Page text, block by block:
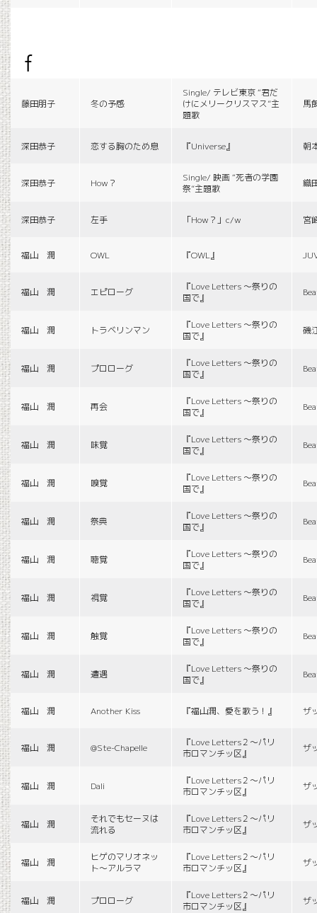
f
藤田朋子 冬の予感
Single/ テレビ東京 “君だ
けにメリークリスマス”主
題歌
馬
深田恭子 恋する胸のため息 『Universe』 朝
深田恭子 How？
Single/ 映画 “死者の学園
祭”主題歌
織
深田恭子 左手 「How？」c/w 宮
福山 潤 OWL 『OWL』
福山 潤 エピローグ
『Love Letters 〜祭りの
国で』
福山 潤 トラベリンマン
『Love Letters 〜祭りの
国で』
磯
福山 潤 プロローグ
『Love Letters 〜祭りの
国で』
福山 潤 再会
『Love Letters 〜祭りの
国で』
福山 潤 味覚
『Love Letters 〜祭りの
国で』
福山 潤 嗅覚
『Love Letters 〜祭りの
国で』
福山 潤 祭典
『Love Letters 〜祭りの
国で』
福山 潤 聴覚
『Love Letters 〜祭りの
国で』
福山 潤 視覚
『Love Letters 〜祭りの
国で』
福山 潤 触覚
『Love Letters 〜祭りの
国で』
福山 潤 遭遇
『Love Letters 〜祭りの
国で』
福山 潤 Another Kiss 『福山潤、愛を歌う！』 ザ
福山 潤 @Ste-Chapelle
『Love Letters２〜パリ
市ロマンチッ区』
ザ
福山 潤 Dali
『Love Letters２〜パリ
市ロマンチッ区』
ザ
福山 潤
それでもセーヌは
流れる
『Love Letters２〜パリ
市ロマンチッ区』
ザ
福山 潤
ヒゲのマリオネッ
ト〜アルラマ
『Love Letters２〜パリ
市ロマンチッ区』
ザ
福山 潤 プロローグ
『Love Letters２〜パリ
市ロマンチッ区』
ザ